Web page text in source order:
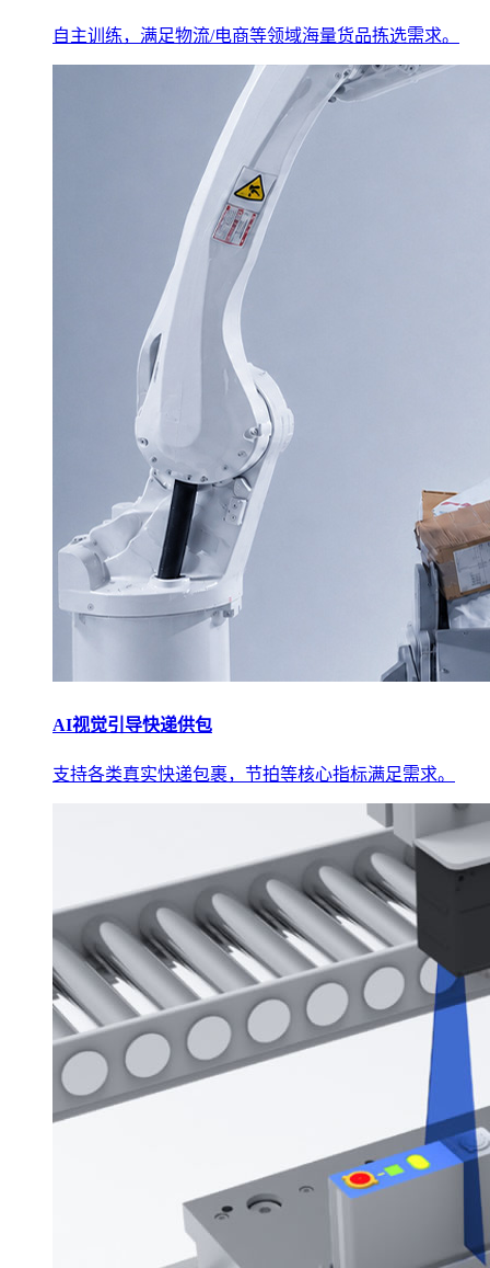
自主训练，满足物流/电商等领域海量货品拣选需求。
AI视觉引导快递供包
支持各类真实快递包裹，节拍等核心指标满足需求。